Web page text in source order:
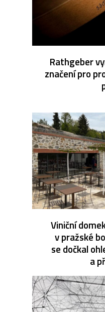
Rathgeber
značení pro
Viniční
v pražské
se dočkal
a